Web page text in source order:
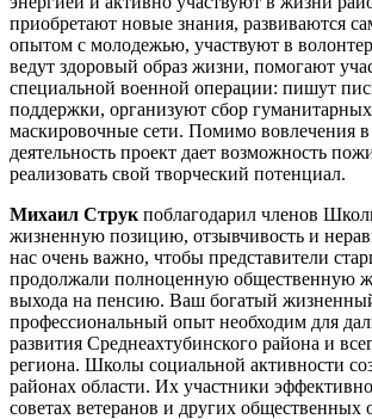
приобретают новые знания, развиваются
опытом с молодежью, участвуют в
ведут здоровый образ жизни, помогают
специальной военной операции: пишут
поддержки, организуют сбор гуманитарных
маскировочные сети. Помимо вовлечения
деятельность проект дает возможность
реализовать свой творческий потенциал.
Михаил Струк поблагодарил членов
жизненную позицию, отзывчивость и
нас очень важно, чтобы представители
продолжали полноценную общественную
выхода на пенсию. Ваш богатый
профессиональный опыт необходим для
развития Среднеахтубинского района и
региона. Школы социальной активности
районах области. Их участники
советах ветеранов и других общественных